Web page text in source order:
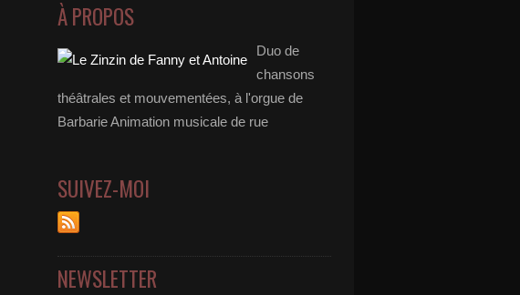
À PROPOS
Duo de
chansons
théâtrales et mouvementées, à l'orgue de
Barbarie Animation musicale de rue
SUIVEZ-MOI
NEWSLETTER